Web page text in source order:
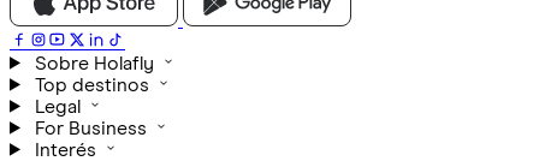
Sobre Holafly
Top destinos
Legal
For Business
Interés